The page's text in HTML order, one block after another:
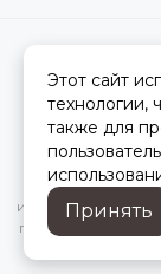
Сделано
информационный
публичной
Этот сайт
технологии,
также для
Принять